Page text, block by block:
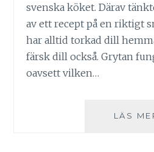
svenska köket. Därav
av ett recept på en riktigt
har alltid torkad dill
färsk dill också. Grytan
oavsett vilken…
LÄS